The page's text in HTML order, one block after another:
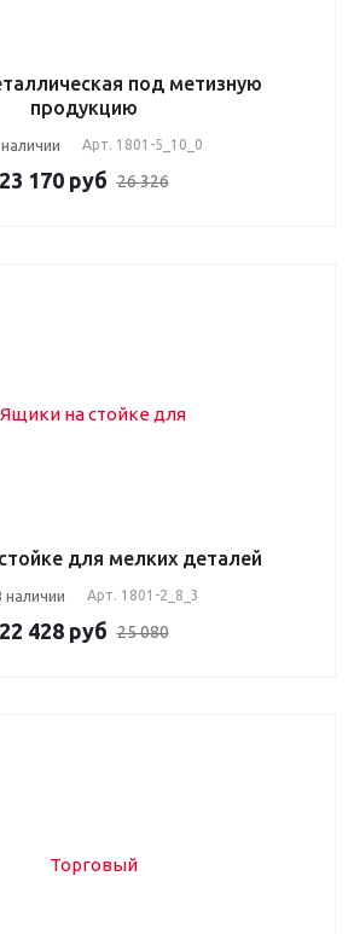
под метизную
продукцию
Арт. 1801-5_10_0
23 170 руб 26 326
для мелких деталей
наличии Арт. 1801-2_8_3
22 428 руб 25 080